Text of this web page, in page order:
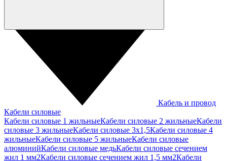
Кабель и провод
Кабели силовые
Кабели силовые 1 жильныеКабели силовые 2 жильныеКабели
силовые 3 жильныеКабели силовые 3х1,5Кабели силовые 4
жильныеКабели силовые 5 жильныеКабели силовые
алюминийКабели силовые медьКабели силовые сечением
жил 1 мм2Кабели силовые сечением жил 1,5 мм2Кабели